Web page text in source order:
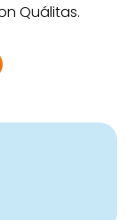
Quálitas.